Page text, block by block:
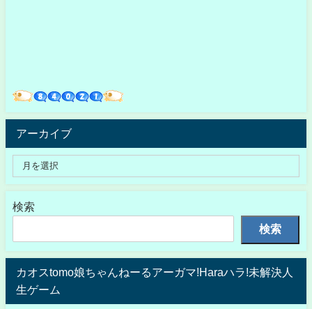
アーカイブ
検索
検索
カオスtomo娘ちゃんねーるアーガマ!Haraハラ!未解決人
生ゲーム